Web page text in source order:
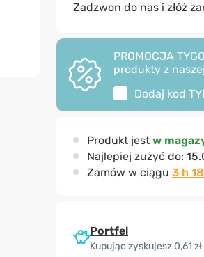
Zadzwon do nas i złóż
PROMOCJA
produkty z
Dodaj kod
Produkt jest w
Najlepiej zużyć do:
Zamów w ciągu 3 h
Portfel
Kupując zyskujesz 0,61 zł